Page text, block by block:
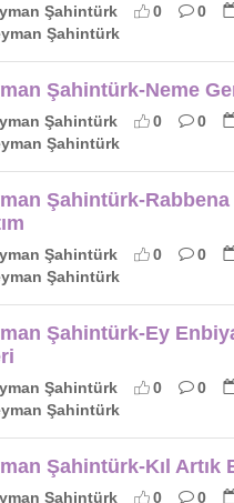
Şahintürk 0 0
Şahintürk
Şahintürk-Neme
Şahintürk 0 0
Şahintürk
Şahintürk-Rabbena
Şahintürk 0 0
Şahintürk
Şahintürk-Ey
Şahintürk 0 0
Şahintürk
Şahintürk-Kıl Artık
Şahintürk 0 0